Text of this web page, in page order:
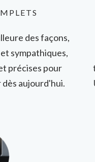
des façons,
sympathiques,
précises pour
aujourd'hui.